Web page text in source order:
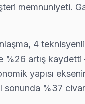
yerinde servis
memnuniyeti.
4
artış
yapısı
sonunda %37